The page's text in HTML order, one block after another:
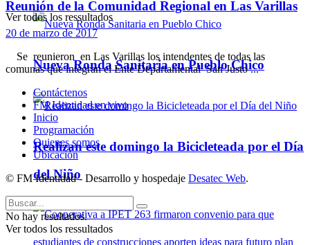
Nueva Ronda Sanitaria en Pueblo Chico
Realizan este domingo la Bicicleteada por el Día
del Niño
Ver todos los ressultados
Reunión de la Comunidad Regional en Las Varillas
20 de marzo de 2017
Se reunieron en Las Varillas los intendentes de todas las
comunas que integran el Ente Departamental San Justo ...
Contáctenos
FM Identidad en vivo
Inicio
Programación
Quienes somos
Ubicación
© FM Identidad - Desarrollo y hospedaje Desatec Web.
No hay resultados.
Ver todos los ressultados